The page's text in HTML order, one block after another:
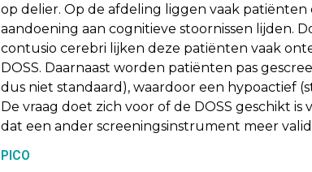
op delier. Op de afdeling liggen vaak
aandoening aan cognitieve stoornissen lijden.
contusio cerebri lijken deze patiënten vaak
DOSS. Daarnaast worden patiënten pas
dus niet standaard), waardoor een hypoactief
De vraag doet zich voor of de DOSS geschikt
dat een ander screeningsinstrument meer
PICO